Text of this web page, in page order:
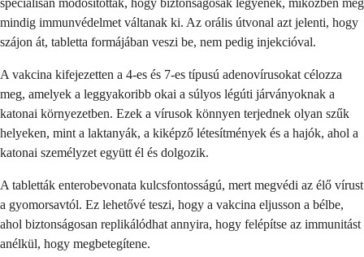
speciálisan módosítottak, hogy biztonságosak legyenek, miközben még
mindig immunvédelmet váltanak ki. Az orális útvonal azt jelenti, hogy
szájon át, tabletta formájában veszi be, nem pedig injekcióval.
A vakcina kifejezetten a 4-es és 7-es típusú adenovírusokat célozza
meg, amelyek a leggyakoribb okai a súlyos légúti járványoknak a
katonai környezetben. Ezek a vírusok könnyen terjednek olyan szűk
helyeken, mint a laktanyák, a kiképző létesítmények és a hajók, ahol a
katonai személyzet együtt él és dolgozik.
A tabletták enterobevonata kulcsfontosságú, mert megvédi az élő vírust
a gyomorsavtól. Ez lehetővé teszi, hogy a vakcina eljusson a bélbe,
ahol biztonságosan replikálódhat annyira, hogy felépítse az immunitást
anélkül, hogy megbetegítene.